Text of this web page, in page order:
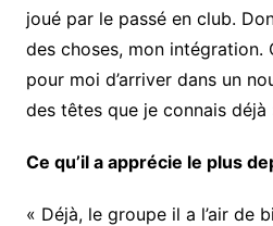
joué par le passé en club.
des choses, mon intégration.
pour moi d’arriver dans un
des têtes que je connais déjà
Ce qu’il a apprécie le plus
« Déjà, le groupe il a l’air de